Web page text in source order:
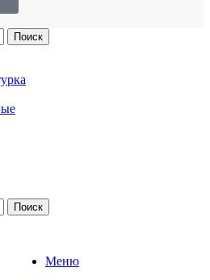
Поиск
Поиск
Меню